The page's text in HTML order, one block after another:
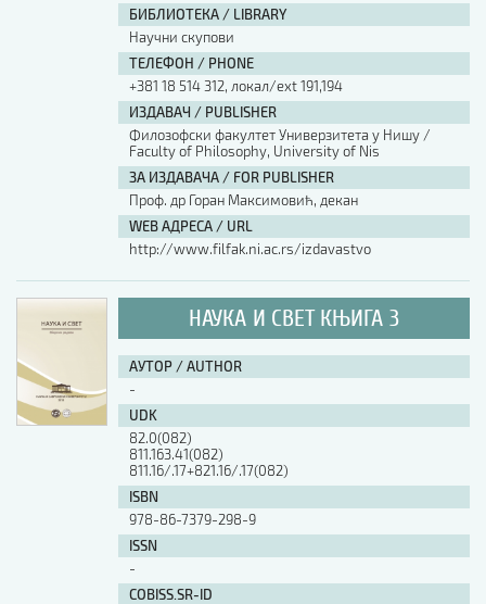
БИБЛИОТЕКА / LIBRARY
Научни скупови
ТЕЛЕФОН / PHONE
+381 18 514 312, локал/ext 191,194
ИЗДАВАЧ / PUBLISHER
Филозофски факултет Универзитета у Нишу /
Faculty of Philosophy, University of Nis
ЗА ИЗДАВАЧА / FOR PUBLISHER
Проф. др Горан Максимовић, декан
WEB АДРЕСА / URL
http://www.filfak.ni.ac.rs/izdavastvo
НАУКА И СВЕТ КЊИГА 3
АУТОР / AUTHOR
-
UDK
82.0(082)
811.163.41(082)
811.16/.17+821.16/.17(082)
ISBN
978-86-7379-298-9
ISSN
-
COBISS.SR-ID